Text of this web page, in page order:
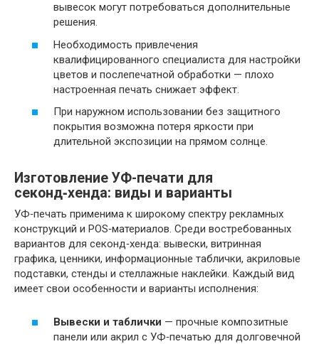
вывесок могут потребоваться дополнительные
решения.
Необходимость привлечения
квалифицированного специалиста для настройки
цветов и послепечатной обработки — плохо
настроенная печать снижает эффект.
При наружном использовании без защитного
покрытия возможна потеря яркости при
длительной экспозиции на прямом солнце.
Изготовление УФ-печати для
секонд‑хенда: виды и варианты
УФ‑печать применима к широкому спектру рекламных
конструкций и POS‑материалов. Среди востребованных
вариантов для секонд‑хенда: вывески, витринная
графика, ценники, информационные таблички, акриловые
подставки, стенды и стеллажные наклейки. Каждый вид
имеет свои особенности и варианты исполнения:
Вывески и таблички — прочные композитные
панели или акрил с УФ‑печатью для долговечной